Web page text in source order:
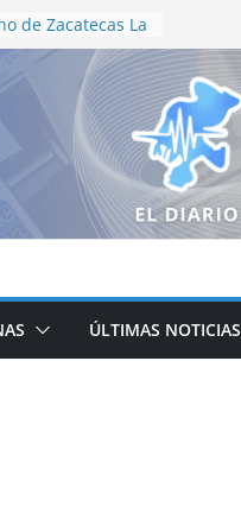
de Zacatecas La
Motociclismo
recorren el
en
en vida
Aguascalientes
en
zacatecano
de la cocina
DIF
ÚLTIMAS NOTICIAS